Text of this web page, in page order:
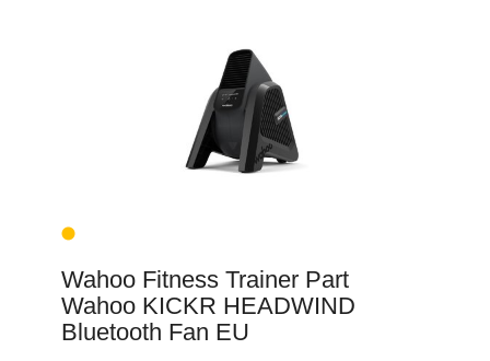
Wahoo Fitness Trainer Part
Wahoo KICKR HEADWIND
Bluetooth Fan EU